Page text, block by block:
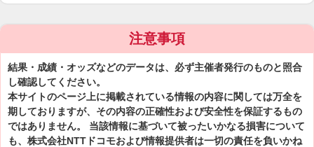
注意事項
結果・成績・オッズなどのデータは、必ず主催者発行のものと照合
し確認してください。
本サイトのページ上に掲載されている情報の内容に関しては万全を
期しておりますが、その内容の正確性および安全性を保証するもの
ではありません。 当該情報に基づいて被ったいかなる損害について
も、株式会社NTTドコモおよび情報提供者は一切の責任を負いかね